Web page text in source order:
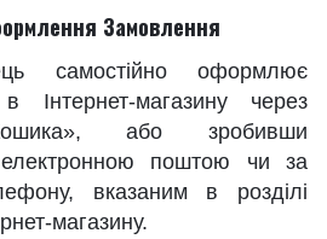
Замовлення
самостійно оформлює
Інтернет-магазину через
або зробивши
поштою чи за
вказаним в розділі
магазину.